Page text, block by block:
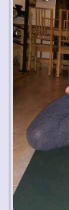
Idioma
ES |USD